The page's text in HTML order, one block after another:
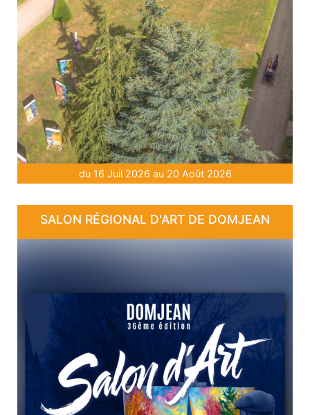
du 16 Juil 2026 au 20 Août 2026
SALON RÉGIONAL D'ART DE DOMJEAN